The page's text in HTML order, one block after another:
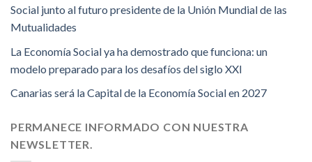
Social junto al futuro presidente de la Unión Mundial de las
Mutualidades
La Economía Social ya ha demostrado que funciona: un
modelo preparado para los desafíos del siglo XXI
Canarias será la Capital de la Economía Social en 2027
PERMANECE INFORMADO CON NUESTRA
NEWSLETTER.